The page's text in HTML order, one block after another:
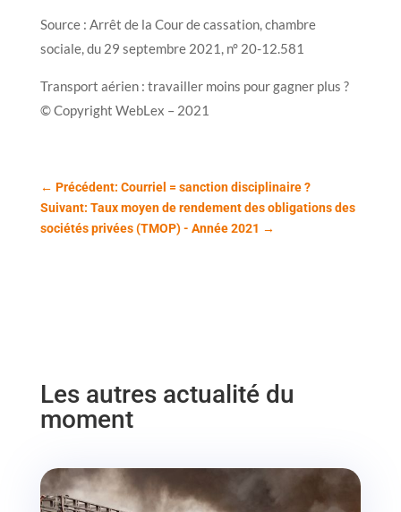
Source : Arrêt de la Cour de cassation, chambre
sociale, du 29 septembre 2021, n° 20-12.581
Transport aérien : travailler moins pour gagner plus ?
© Copyright WebLex – 2021
← Précédent: Courriel = sanction disciplinaire ?
Suivant: Taux moyen de rendement des obligations des
sociétés privées (TMOP) - Année 2021 →
Les autres actualité du
moment